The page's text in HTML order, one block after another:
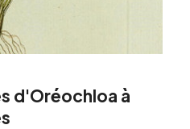
d'Oréochloa à